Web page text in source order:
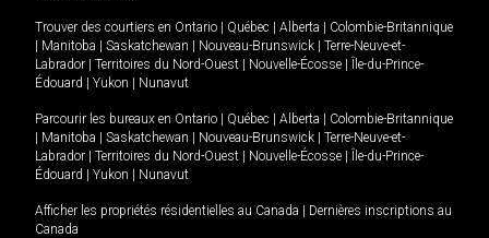
Trouver des courtiers en Ontario Québec Alberta
Colombie-Britannique
Manitoba Saskatchewan Nouveau-Brunswick
Terre-Neuve-et-
Labrador
Territoires du Nord-Ouest Nouvelle-Écosse
Île-du-Prince-
Édouard
Yukon Nunavut
Parcourir les bureaux en Ontario Québec Alberta
Colombie-Britannique
Manitoba Saskatchewan Nouveau-Brunswick
Terre-Neuve-et-
Labrador
Territoires du Nord-Ouest Nouvelle-Écosse
Île-du-Prince-
Édouard
Yukon Nunavut
Afficher les propriétés résidentielles au Canada
Dernières inscriptions au
Canada